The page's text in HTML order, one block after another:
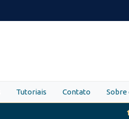
Tutoriais Contato Sobre